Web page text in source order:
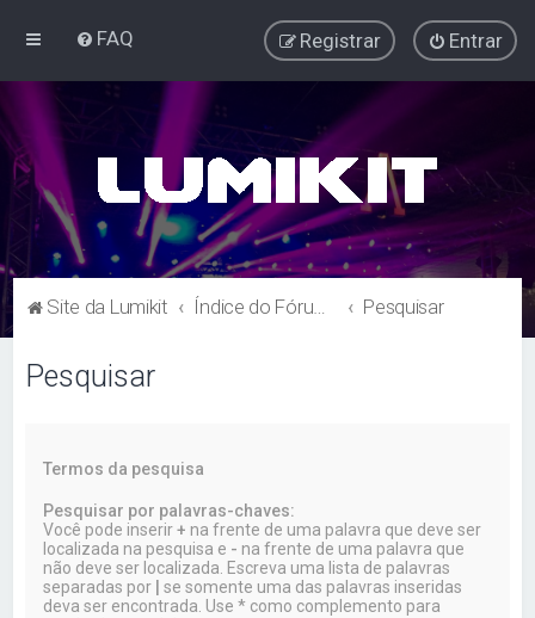
FAQ Entrar
Registrar
Site da Lumikit Índice do Fórum Lumikit Pesquisar
Pesquisar
Termos da pesquisa
Pesquisar por palavras-chaves:
Você pode inserir+ na frente de uma palavra que deve ser
localizada na pesquisa e - na frente de uma palavra que
não deve ser localizada. Escreva uma lista de palavras
separadas por
se somente uma das palavras inseridas
deva ser encontrada. Use * como complemento para